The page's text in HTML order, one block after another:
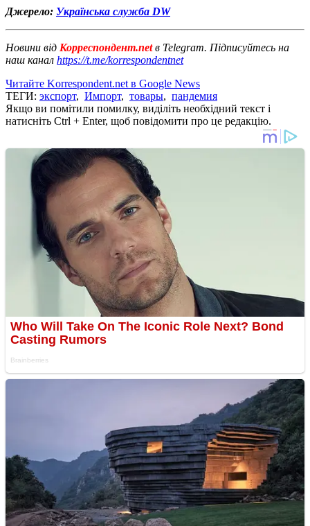
Джерело: Українська служба DW
Новини від Корреспондент.netв Telegram. Підписуйтесь на
наш канал https://t.me/korrespondentnet
Читайте Korrespondent.net в Google News
ТЕГИ: экспорт, Импорт, товары, пандемия
Якщо ви помітили помилку, виділіть необхідний текст і
натисніть Ctrl + Enter, щоб повідомити про це редакцію.